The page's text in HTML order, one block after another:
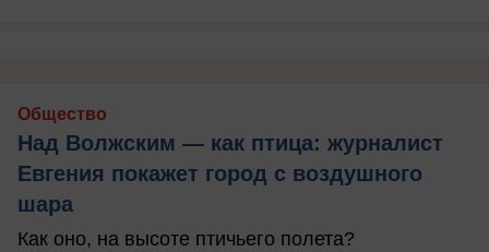
Общество
Над Волжским — как птица: журналист
Евгения покажет город с воздушного
шара
Как оно, на высоте птичьего полета?